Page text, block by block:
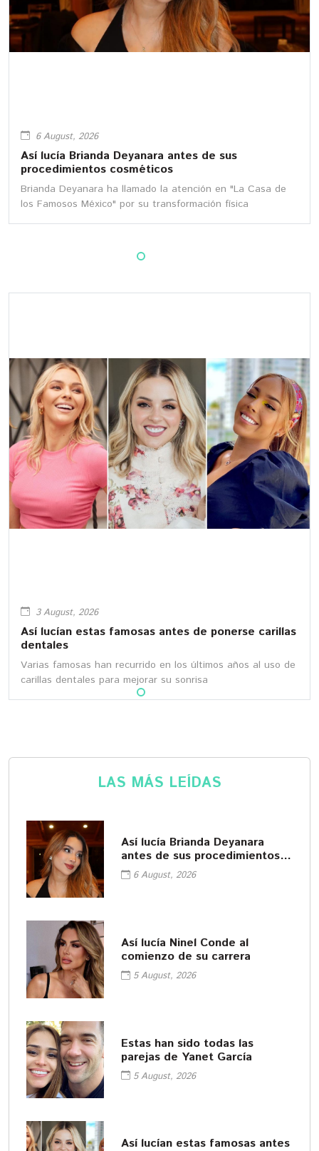
6 August, 2026
Así lucía Brianda Deyanara antes de sus
procedimientos cosméticos
Brianda Deyanara ha llamado la atención en "La Casa de
los Famosos México" por su transformación física
3 August, 2026
Así lucían estas famosas antes de ponerse carillas
dentales
Varias famosas han recurrido en los últimos años al uso de
carillas dentales para mejorar su sonrisa
LAS MÁS LEÍDAS
Así lucía Brianda Deyanara
antes de sus procedimientos
cosméticos
6 August, 2026
Así lucía Ninel Conde al
comienzo de su carrera
5 August, 2026
Estas han sido todas las
parejas de Yanet García
5 August, 2026
Así lucían estas famosas antes